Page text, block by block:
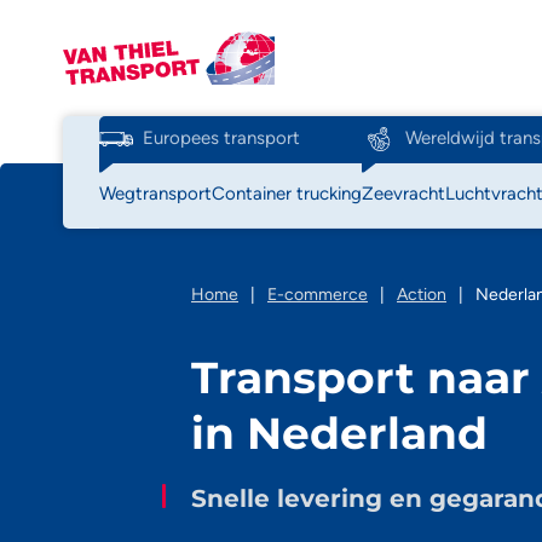
Europees transport
WegtransportContainer trucking
Wereldwijd
ZeevrachtLuchtvracht
Home E-commerce Action
Transport
in Nederland
Snelle levering en